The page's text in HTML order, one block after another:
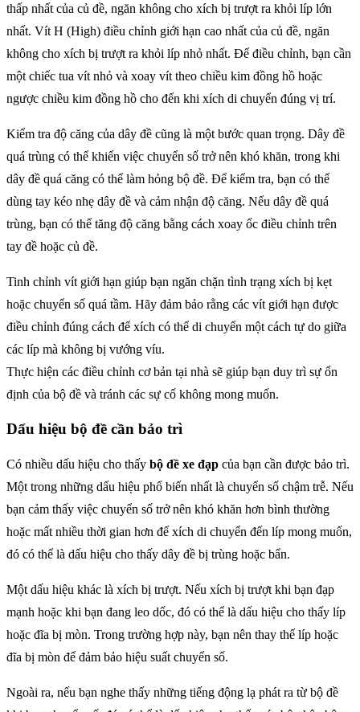
thấp nhất của củ đề, ngăn không cho xích bị trượt ra khỏi líp lớn
nhất. Vít H (High) điều chỉnh giới hạn cao nhất của củ đề, ngăn
không cho xích bị trượt ra khỏi líp nhỏ nhất. Để điều chỉnh, bạn cần
một chiếc tua vít nhỏ và xoay vít theo chiều kim đồng hồ hoặc
ngược chiều kim đồng hồ cho đến khi xích di chuyển đúng vị trí.
Kiểm tra độ căng của dây đề cũng là một bước quan trọng. Dây đề
quá trùng có thể khiến việc chuyển số trở nên khó khăn, trong khi
dây đề quá căng có thể làm hỏng bộ đề. Để kiểm tra, bạn có thể
dùng tay kéo nhẹ dây đề và cảm nhận độ căng. Nếu dây đề quá
trùng, bạn có thể tăng độ căng bằng cách xoay ốc điều chỉnh trên
tay đề hoặc củ đề.
Tinh chỉnh vít giới hạn giúp bạn ngăn chặn tình trạng xích bị kẹt
hoặc chuyển số quá tầm. Hãy đảm bảo rằng các vít giới hạn được
điều chỉnh đúng cách để xích có thể di chuyển một cách tự do giữa
các líp mà không bị vướng víu.
Thực hiện các điều chỉnh cơ bản tại nhà sẽ giúp bạn duy trì sự ổn
định của bộ đề và tránh các sự cố không mong muốn.
Dấu hiệu bộ đề cần bảo trì
Có nhiều dấu hiệu cho thấy bộ đề xe đạp của bạn cần được bảo trì.
Một trong những dấu hiệu phổ biến nhất là chuyển số chậm trễ. Nếu
bạn cảm thấy việc chuyển số trở nên khó khăn hơn bình thường
hoặc mất nhiều thời gian hơn để xích di chuyển đến líp mong muốn,
đó có thể là dấu hiệu cho thấy dây đề bị trùng hoặc bẩn.
Một dấu hiệu khác là xích bị trượt. Nếu xích bị trượt khi bạn đạp
mạnh hoặc khi bạn đang leo dốc, đó có thể là dấu hiệu cho thấy líp
hoặc đĩa bị mòn. Trong trường hợp này, bạn nên thay thế líp hoặc
đĩa bị mòn để đảm bảo hiệu suất chuyển số.
Ngoài ra, nếu bạn nghe thấy những tiếng động lạ phát ra từ bộ đề